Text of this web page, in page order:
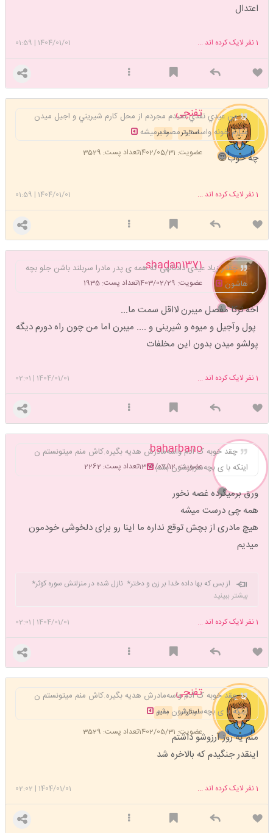
اعتدال
1404/01/01
|
01:59 1نفر لایک کرده اند ...
تفنچی
مدیر استارتر
عضویت: 1402/05/31 تعداد پست: 3529
من عيدي نقدي نميدم مجردم از محل كارم شيريني و اجيل ميدن
ميارم خونه واسه عيد مصرف ميشه
چه خوب😍
1404/01/01
|
01:59 1نفر لایک کرده اند ...
shadan1371
عضویت: 1403/02/29 تعداد پست: 1935
چقدر زیاد عیدی دادنالهی که همه ی پدر مادرا سربلند باشن جلو بچه
هاشون
اخه ترکا مفصل میبرن لااقل سمت ما...
پول وآجیل و میوه و شیرینی و .... میبرن اما من چون راه دورم دیگه
پولشو میدن بدون این مخلفات
1404/01/01
|
02:01 1نفر لایک کرده اند ...
baharbano
عضویت: 1396/07/12 تعداد پست: 2262
چقد خوبه ک آدم واسه‌مادرش هدیه بگیره.کاش منم میتونستم ن
اینکه با ی بچه‌سربارشون بشم
ورق برمیگرده غصه نخور
همه چی درست میشه
هیچ مادری از بچش توقع نداره ما اینا رو برای دلخوشی خودمون
میدیم
از بس که بها داده خدا بر زن و دختر* نازل شده در منزلتش سوره کوثر*
هر لحظه کنم شکر به درگاه الهی * زیرا که خدا داده به من دختر وبیشتر ببینید
1404/01/01
|
02:01 1نفر لایک کرده اند ...
تفنچی
مدیر استارتر
عضویت: 1402/05/31 تعداد پست: 3529
چقد خوبه ک آدم واسه‌مادرش هدیه بگیره.کاش منم میتونستم ن
اینکه با ی بچه‌سربارشون بشم
منم یه روز آرزوشو داشتم
اینقدر جنگیدم که بالاخره شد
1404/01/01
|
02:02 1نفر لایک کرده اند ...